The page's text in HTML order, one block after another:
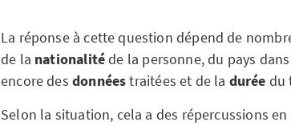
La réponse à cette question dépend de
de la nationalitéde la personne, du pays
encore des donnéestraitées et de la durée du
Selon la situation, cela a des répercussions